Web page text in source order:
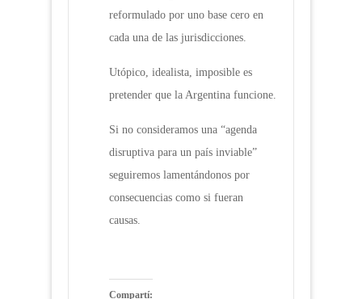
reformulado por uno base cero en
cada una de las jurisdicciones.
Utópico, idealista, imposible es
pretender que la Argentina funcione.
Si no consideramos una “agenda
disruptiva para un país inviable”
seguiremos lamentándonos por
consecuencias como si fueran
causas.
Compartí: